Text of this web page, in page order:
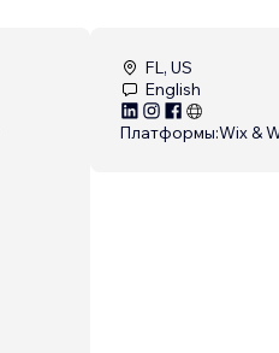
FL, US
English
Платформы:Wix &